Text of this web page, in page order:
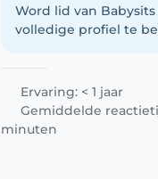
te passen. Ik ben een
verantwoordelijk
Word lid van
volledige profiel te
Ervaring: < 1 jaar
Gemiddelde
minuten